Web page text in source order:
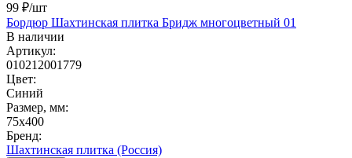
99 ₽/шт
Бордюр Шахтинская плитка Бридж многоцветный 01
В наличии
Артикул:
010212001779
Цвет:
Синий
Размер, мм:
75x400
Бренд:
Шахтинская плитка (Россия)